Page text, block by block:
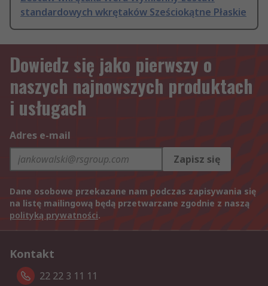
standardowych wkrętaków Sześciokątne Płaskie
Dowiedz się jako pierwszy o
naszych najnowszych produktach
i usługach
Adres e-mail
Zapisz się
Dane osobowe przekazane nam podczas zapisywania się
na listę mailingową będą przetwarzane zgodnie z naszą
polityką prywatności.
Kontakt
22 22 3 11 11